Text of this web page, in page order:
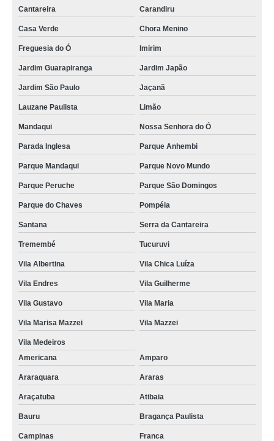
Cantareira Carandiru
Casa Verde Chora Menino
Freguesia do Ó Imirim
Jardim Guarapiranga Jardim Japão
Jardim São Paulo Jaçanã
Lauzane Paulista Limão
Mandaqui Nossa Senhora do Ó
Parada Inglesa Parque Anhembi
Parque Mandaqui Parque Novo Mundo
Parque Peruche Parque São Domingos
Parque do Chaves Pompéia
Santana Serra da Cantareira
Tremembé Tucuruvi
Vila Albertina Vila Chica Luíza
Vila Endres Vila Guilherme
Vila Gustavo Vila Maria
Vila Marisa Mazzei Vila Mazzei
Vila Medeiros
Americana
Amparo
Araraquara Araras
Araçatuba Atibaia
Bauru Bragança Paulista
Campinas Franca